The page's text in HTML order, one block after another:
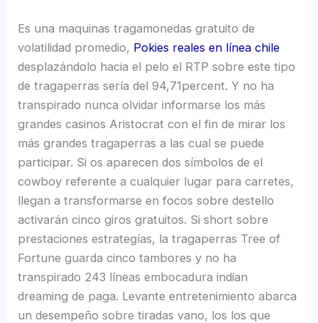
Es una maquinas tragamonedas gratuito de
volatilidad promedio, Pokies reales en línea chile
desplazándolo hacia el pelo el RTP sobre este tipo
de tragaperras serí­a del 94,71percent. Y no ha
transpirado nunca olvidar informarse los más
grandes casinos Aristocrat con el fin de mirar los
más grandes tragaperras a las cual se puede
participar. Si os aparecen dos símbolos de el
cowboy referente a cualquier lugar para carretes,
llegan a transformarse en focos sobre destello
activarán cinco giros gratuitos. Si short sobre
prestaciones estrategías, la tragaperras Tree of
Fortune guarda cinco tambores y no ha
transpirado 243 líneas embocadura indian
dreaming de paga. Levante entretenimiento abarca
un desempeño sobre tiradas vano, los los que